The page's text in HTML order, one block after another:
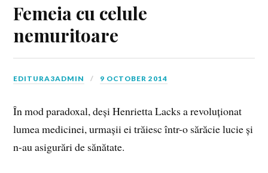
Femeia cu celule
nemuritoare
EDITURA3ADMIN 9 OCTOBER 2014
În mod paradoxal, deși Henrietta Lacks a revoluționat
lumea medicinei, urmașii ei trăiesc într-o sărăcie lucie și
n-au asigurări de sănătate.